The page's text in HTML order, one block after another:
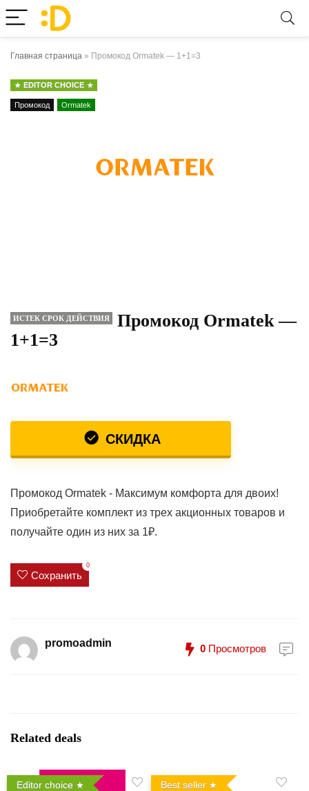
Главная страница » Промокод Ormatek — 1+1=3
EDITOR CHOICE
Промокод Ormatek
ИСТЕК СРОК ДЕЙСТВИЯ
Промокод Ormatek —
1+1=3
СКИДКА
Промокод Ormatek - Максимум комфорта для двоих!
Приобретайте комплект из трех акционных товаров и
получайте один из них за 1₽.
Сохранить
0
promoadmin 0 Просмотров
Related deals
Editor choice Best seller